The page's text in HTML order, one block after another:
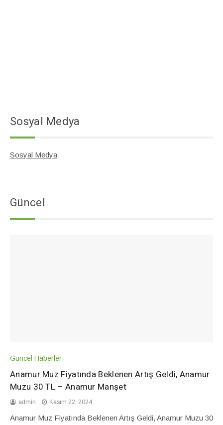
Sosyal Medya
Sosyal Medya
Güncel
Güncel Haberler
Anamur Muz Fiyatında Beklenen Artış Geldi, Anamur
Muzu 30 TL – Anamur Manşet
admin Kasım 22, 2024
Anamur Muz Fiyatında Beklenen Artış Geldi, Anamur Muzu 30